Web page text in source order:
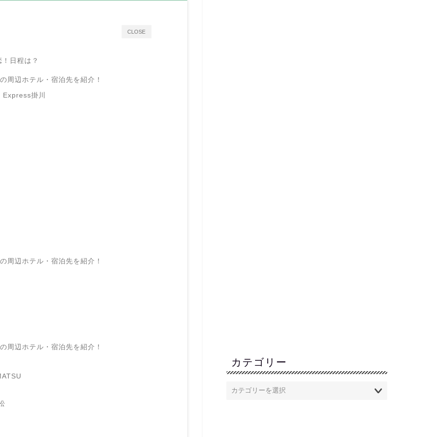
CLOSE
日程は？
周辺ホテル・宿泊先を紹介！
掛川
周辺ホテル・宿泊先を紹介！
周辺ホテル・宿泊先を紹介！
カテゴリー